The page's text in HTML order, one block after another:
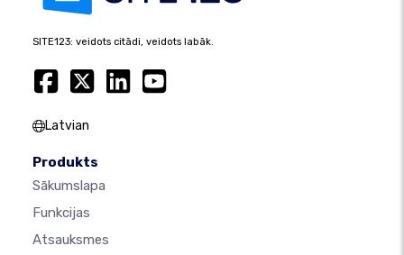
SITE123: veidots citādi, veidots labāk.
Latvian
Produkts
Sākumslapa
Funkcijas
Atsauksmes